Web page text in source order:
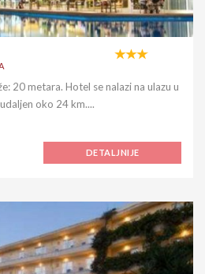
20 metara. Hotel se nalazi na ulazu u
oko 24 km....
DETALJNIJE